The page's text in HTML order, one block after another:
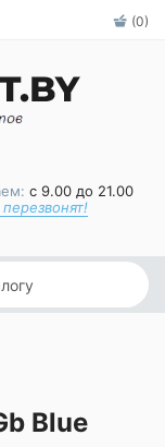
(0)
с 9.00 до 21.00
Blue